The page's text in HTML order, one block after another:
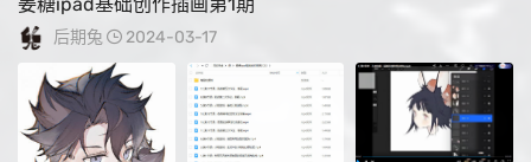
后期兔 2024-03-17